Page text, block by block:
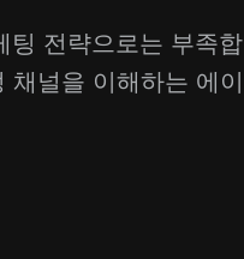
팅 전략으로는 부족합
채널을 이해하는 에이